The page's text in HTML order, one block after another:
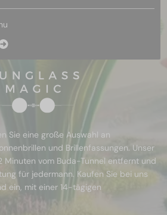
Sie eine große Auswahl an
und Brillenfassungen. Unser
vom Buda-Tunnel entfernt und
für jedermann. Kaufen Sie bei uns
ein, mit einer 14-tägigen